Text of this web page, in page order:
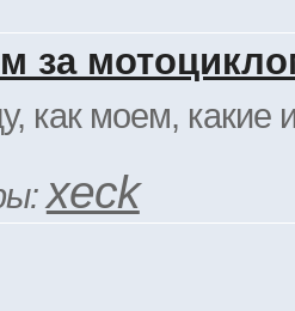
за
как моем, какие
xeck